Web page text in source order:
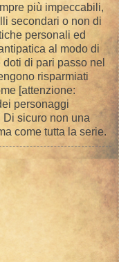
più impeccabili,
secondari o non di
personali ed
al modo di
di pari passo nel
risparmiati
[attenzione:
personaggi
sicuro non una
come tutta la serie.